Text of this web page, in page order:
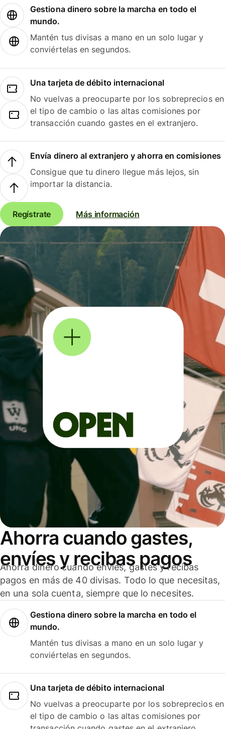
Gestiona dinero sobre la marcha en todo el
mundo.
Mantén tus divisas a mano en un solo lugar y
conviértelas en segundos.
Una tarjeta de débito internacional
No vuelvas a preocuparte por los sobreprecios en
el tipo de cambio o las altas comisiones por
transacción cuando gastes en el extranjero.
Envía dinero al extranjero y ahorra en comisiones
Consigue que tu dinero llegue más lejos, sin
importar la distancia.
Regístrate Más información
Ahorra cuando gastes,
envíes y recibas pagos
Ahorra dinero cuando envíes, gastes y recibas
pagos en más de 40 divisas. Todo lo que necesitas,
en una sola cuenta, siempre que lo necesites.
Gestiona dinero sobre la marcha en todo el
mundo.
Mantén tus divisas a mano en un solo lugar y
conviértelas en segundos.
Una tarjeta de débito internacional
No vuelvas a preocuparte por los sobreprecios en
el tipo de cambio o las altas comisiones por